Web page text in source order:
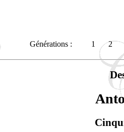
Générations : 1 2